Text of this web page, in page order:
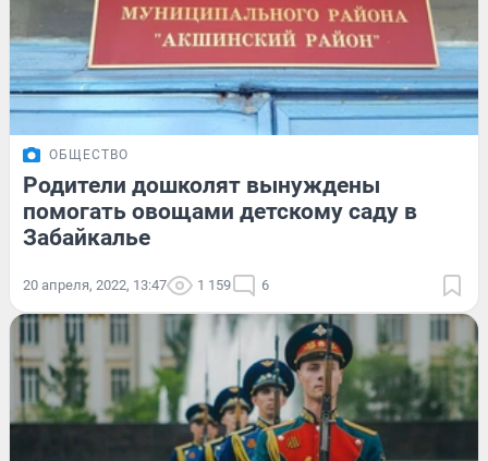
ОБЩЕСТВО
Родители дошколят вынуждены
помогать овощами детскому саду в
Забайкалье
20 апреля, 2022, 13:47 1 159 6